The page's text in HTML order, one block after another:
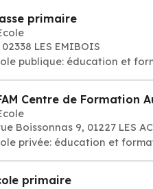
primaire
02338 LES EMIBOIS
publique: éducation et
Centre de Formation
Boissonnas 9, 01227 LES
privée: éducation et
primaire